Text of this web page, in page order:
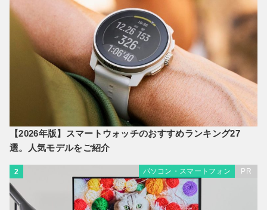
【2026年版】スマートウォッチのおすすめランキング27
選。人気モデルをご紹介
2 パソコン・スマートフォン PR